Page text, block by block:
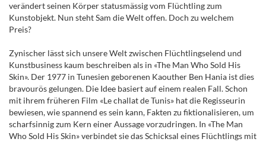
verändert seinen Körper statusmässig vom Flüchtling zum
Kunstobjekt. Nun steht Sam die Welt offen. Doch zu welchem
Preis?
Zynischer lässt sich unsere Welt zwischen Flüchtlingselend und
Kunstbusiness kaum beschreiben als in «The Man Who Sold His
Skin». Der 1977 in Tunesien geborenen Kaouther Ben Hania ist dies
bravourös gelungen. Die Idee basiert auf einem realen Fall. Schon
mit ihrem früheren Film «Le challat de Tunis» hat die Regisseurin
bewiesen, wie spannend es sein kann, Fakten zu fiktionalisieren, um
scharfsinnig zum Kern einer Aussage vorzudringen. In «The Man
Who Sold His Skin» verbindet sie das Schicksal eines Flüchtlings mit